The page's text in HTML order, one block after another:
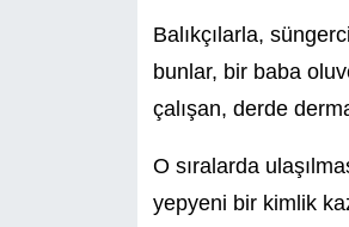
Balıkçılarla,
bunlar, bir baba
çalışan, derde
O sıralarda
yepyeni bir kimlik